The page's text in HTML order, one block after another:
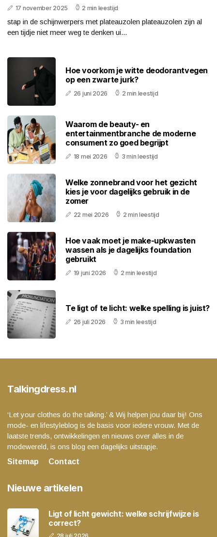
17 november 2025 2 min leestijd
stap in de schijnwerpers met plateauzolen plateauzolen zijn al
een tijdje niet meer weg te denken ui...
Hoe voorkom je witte deodorantvegen
op een zwarte jurk?
26 juni 2026 2 min leestijd
Waarom de beauty- en
entertainmentbranche de moderne
consument zo goed begrijpt
18 mei 2026 3 min leestijd
Welke zonnebrand voor het gezicht
kies je voor dagelijks gebruik in de
zomer
22 mei 2026 2 min leestijd
Hoe vaak moet je make-upkwasten
wassen als je dagelijks foundation
gebruikt
19 juni 2026 2 min leestijd
Te ligt of te licht: welke spelling is juist?
26 juli 2026 3 min leestijd
Talkingdress.nl
‘Let your clothes do the talking.’ & Wij helpen jou daar bij! Ons
mode- en lifestyleblog is de basis voor iedere vrouw. Met de
laatste trends, ontwikkelingen en nieuws over alles in de
modewereld, is ons blog een dagelijks uitstapje.
Sitemap
Contact
Nieuwe artikelen
Ligt of licht gewicht: welke schrijfwijze is
correct?